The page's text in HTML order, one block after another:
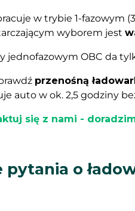
w trybie 1-fazowym
wyborem jest
jednofazowym OBC da
przenośną
auto w ok. 2,5 godziny
się z nami -
o